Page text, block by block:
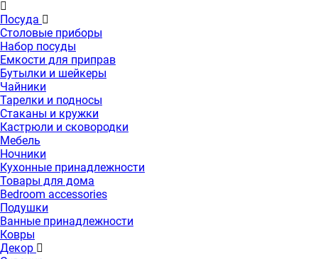
Посуда
Столовые приборы
Набор посуды
Емкости для приправ
Бутылки и шейкеры
Чайники
Тарелки и подносы
Стаканы и кружки
Кастрюли и сковородки
Мебель
Ночники
Кухонные принадлежности
Товары для дома
Bedroom accessories
Подушки
Ванные принадлежности
Ковры
Декор